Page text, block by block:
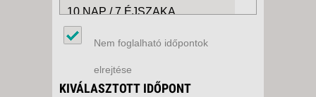
10 NAP / 7 ÉJSZAKA
2026. NOVEMBER 17., KEDD -
10 NAP / 7 ÉJSZAKA
2026. DECEMBER 02., SZERDA
-
Nem foglalható időpontok
elrejtése
KIVÁLASZTOTT IDŐPONT